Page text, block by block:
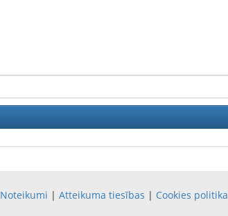
Noteikumi | Atteikuma tiesības | Cookies politika